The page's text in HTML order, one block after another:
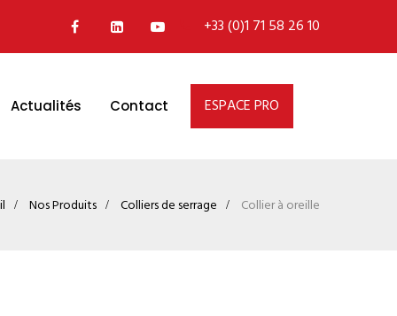
+33 (0)1 71 58 26 10
Actualités Contact ESPACE PRO
Nos Produits Colliers de serrage Collier à oreille